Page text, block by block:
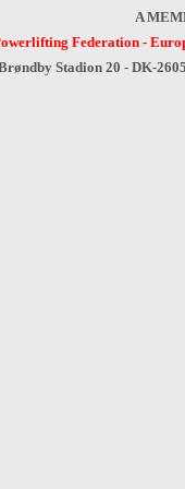
A
Federation-
Stadion 20 - DK-